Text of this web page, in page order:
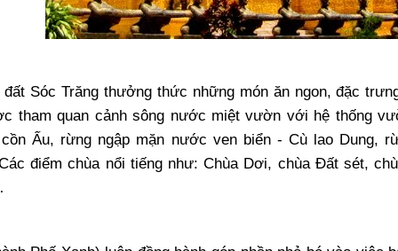
Sóc Trăng thưởng thức những món ăn ngon, đặc
tham quan cảnh sông nước miệt vườn với hệ thống
Ấu, rừng ngập mặn nước ven biển - Cù lao Dung,
điểm chùa nổi tiếng như: Chùa Dơi, chùa Đất sét,